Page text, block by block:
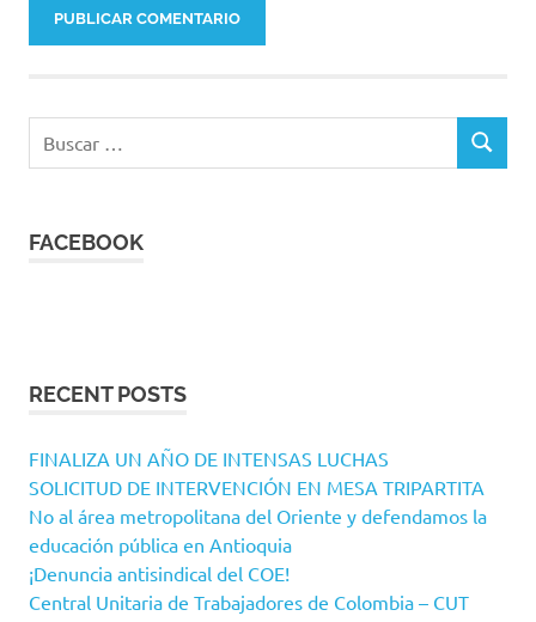
BUSCAR
FACEBOOK
RECENT POSTS
FINALIZA UN AÑO DE INTENSAS LUCHAS
SOLICITUD DE INTERVENCIÓN EN MESA TRIPARTITA
No al área metropolitana del Oriente y defendamos la
educación pública en Antioquia
¡Denuncia antisindical del COE!
Central Unitaria de Trabajadores de Colombia – CUT